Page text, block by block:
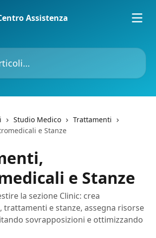
Assistenza
Studio Medico
Trattamenti
e Stanze
e Stanze
la sezione Clinic: crea
trattamenti e stanze, assegna risorse
sovrapposizioni e ottimizzando